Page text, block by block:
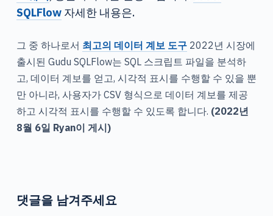
SQLFlow자세한 내용은.
그 중 하나로서 최고의 데이터 계보 도구2022년 시장에
출시된 Gudu SQLFlow는 SQL 스크립트 파일을 분석하
고, 데이터 계보를 얻고, 시각적 표시를 수행할 수 있을 뿐
만 아니라, 사용자가 CSV 형식으로 데이터 계보를 제공
하고 시각적 표시를 수행할 수 있도록 합니다. (2022년
8월 6일 Ryan이 게시)
댓글을 남겨주세요